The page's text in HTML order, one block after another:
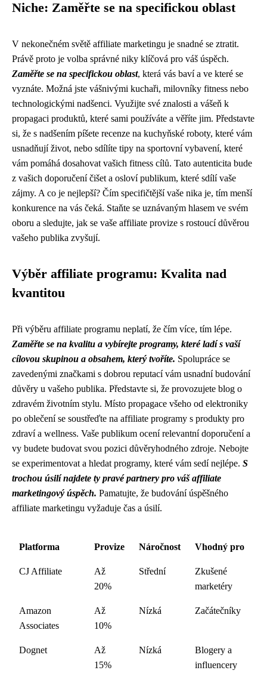
Niche: Zaměřte se na specifickou oblast
V nekonečném světě affiliate marketingu je snadné se ztratit.
Právě proto je volba správné niky klíčová pro váš úspěch.
Zaměřte se na specifickou oblast, která vás baví a ve které se
vyznáte. Možná jste vášnivými kuchaři, milovníky fitness nebo
technologickými nadšenci. Využijte své znalosti a vášeň k
propagaci produktů, které sami používáte a věříte jim. Představte
si, že s nadšením píšete recenze na kuchyňské roboty, které vám
usnadňují život, nebo sdílíte tipy na sportovní vybavení, které
vám pomáhá dosahovat vašich fitness cílů. Tato autenticita bude
z vašich doporučení čišet a osloví publikum, které sdílí vaše
zájmy. A co je nejlepší? Čím specifičtější vaše nika je, tím menší
konkurence na vás čeká. Staňte se uznávaným hlasem ve svém
oboru a sledujte, jak se vaše affiliate provize s rostoucí důvěrou
vašeho publika zvyšují.
Výběr affiliate programu: Kvalita nad
kvantitou
Při výběru affiliate programu neplatí, že čím více, tím lépe.
Zaměřte se na kvalitu a vybírejte programy, které ladí s vaší
cílovou skupinou a obsahem, který tvoříte. Spolupráce se
zavedenými značkami s dobrou reputací vám usnadní budování
důvěry u vašeho publika. Představte si, že provozujete blog o
zdravém životním stylu. Místo propagace všeho od elektroniky
po oblečení se soustřeďte na affiliate programy s produkty pro
zdraví a wellness. Vaše publikum ocení relevantní doporučení a
vy budete budovat svou pozici důvěryhodného zdroje. Nebojte
se experimentovat a hledat programy, které vám sedí nejlépe. S
trochou úsilí najdete ty pravé partnery pro váš affiliate
marketingový úspěch. Pamatujte, že budování úspěšného
affiliate marketingu vyžaduje čas a úsilí.
Platforma Provize Náročnost Vhodný pro
CJ Affiliate
Až
20%
Střední
Zkušené
marketéry
Amazon
Associates
Až
10%
Nízká Začátečníky
Dognet
Až
15%
Nízká
Blogery a
influencery